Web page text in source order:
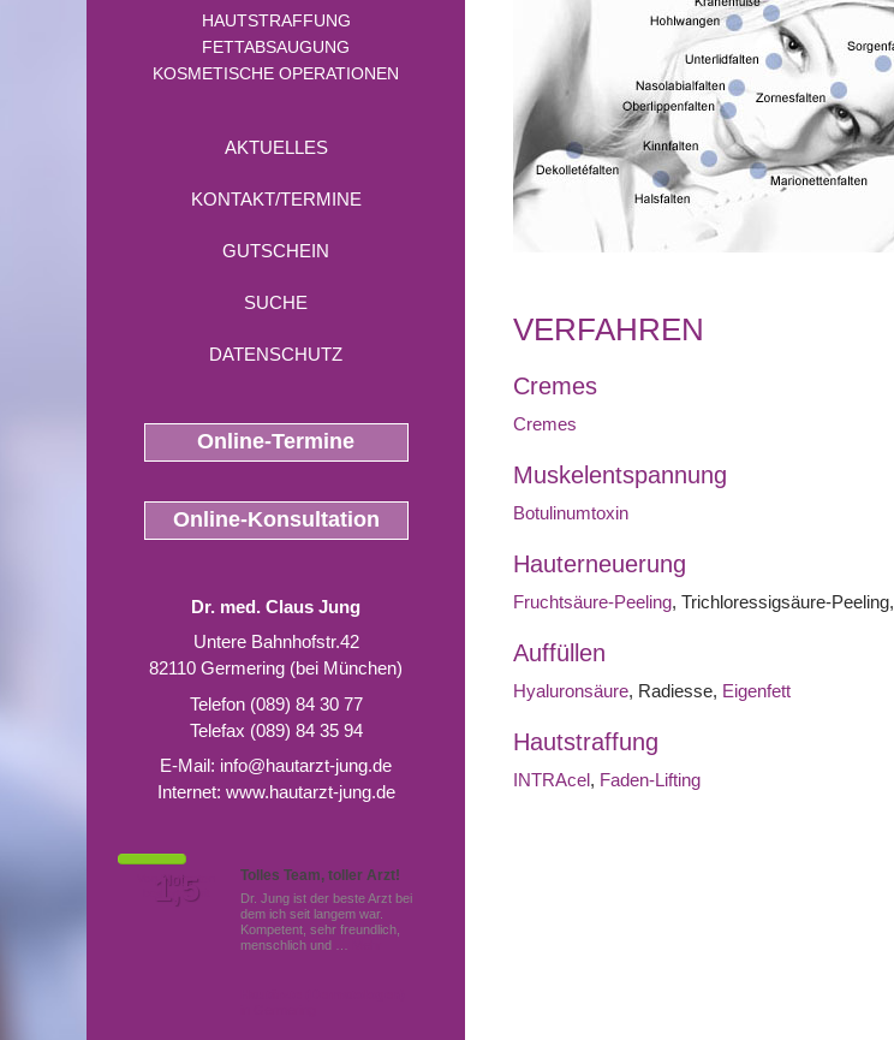
HAUTSTRAFFUNG
FETTABSAUGUNG
KOSMETISCHE OPERATIONEN
AKTUELLES
KONTAKT/TERMINE
GUTSCHEIN
SUCHE
DATENSCHUTZ
Online-Termine
Online-Konsultation
Dr. med. Claus Jung
Untere Bahnhofstr.42
82110 Germering (bei München)
Telefon (089) 84 30 77
Telefax (089) 84 35 94
E-Mail: info@hautarzt-jung.de
Internet: www.hautarzt-jung.de
Tolles Team, toller Arzt!
Dr. Jung ist der beste Arzt bei
dem ich seit langem war.
Kompetent, sehr freundlich,
menschlich und …
Von Patienten
bewertet mit
Note
1,5
VERFAHREN
Cremes
Cremes
Muskelentspannung
Botulinumtoxin
Hauterneuerung
Fruchtsäure-Peeling, Trichloressigsäure-Peeling,
Auffüllen
Hyaluronsäure, Radiesse, Eigenfett
Hautstraffung
INTRAcel, Faden-Lifting